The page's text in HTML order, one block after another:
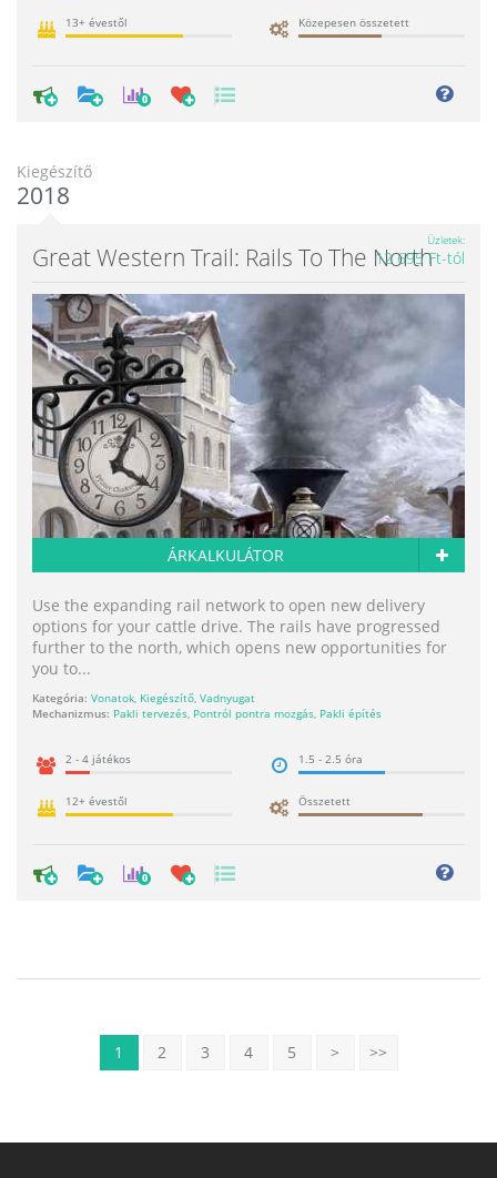
13+ évestől Közepesen összetett
0
Kiegészítő
2018
Great Western Trail: Rails To The North
Üzletek
12 695 Ft-tól
ÁRKALKULÁTOR
Use the expanding rail network to open new delivery
options for your cattle drive. The rails have progressed
further to the north, which opens new opportunities for
you to...
Kategória: Vonatok, Kiegészítő, Vadnyugat
Mechanizmus: Pakli tervezés, Pontról pontra mozgás, Pakli építés
2 - 4 játékos 1.5 - 2.5 óra
12+ évestől Összetett
0
1 2 3 4 5 > >>